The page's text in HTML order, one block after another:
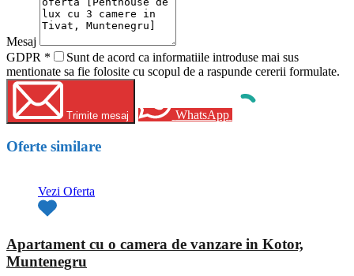
Mesaj
GDPR *
Sunt de acord ca informatiile introduse mai sus
mentionate sa fie folosite cu scopul de a raspunde cererii formulate.
Trimite mesaj WhatsApp
Oferte similare
Vezi Oferta
Apartament cu o camera de vanzare in Kotor,
Muntenegru